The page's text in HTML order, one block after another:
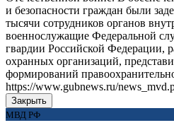
и безопасности граждан были
тысячи сотрудников органов
военнослужащие Федеральной
гвардии Российской Федерации,
охранных организаций,
формирований
https://www.gubnews.ru/
Закрыть
МВД РФ